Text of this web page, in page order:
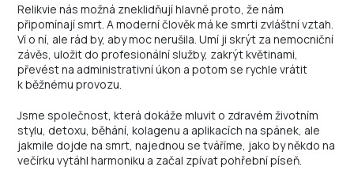
Relikvie nás možná zneklidňují hlavně proto, že nám
připomínají smrt. A moderní člověk má ke smrti zvláštní vztah.
Ví o ní, ale rád by, aby moc nerušila. Umí ji skrýt za nemocniční
závěs, uložit do profesionální služby, zakrýt květinami,
převést na administrativní úkon a potom se rychle vrátit
k běžnému provozu.
Jsme společnost, která dokáže mluvit o zdravém životním
stylu, detoxu, běhání, kolagenu a aplikacích na spánek, ale
jakmile dojde na smrt, najednou se tváříme, jako by někdo na
večírku vytáhl harmoniku a začal zpívat pohřební píseň.